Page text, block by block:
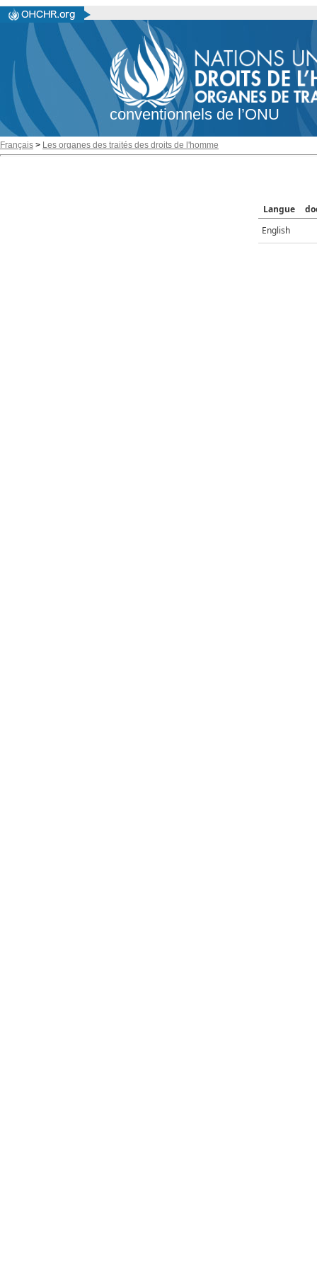
conventionnels de l’ONU
Français > Les organes des traités des droits de l'homme
Langue
English